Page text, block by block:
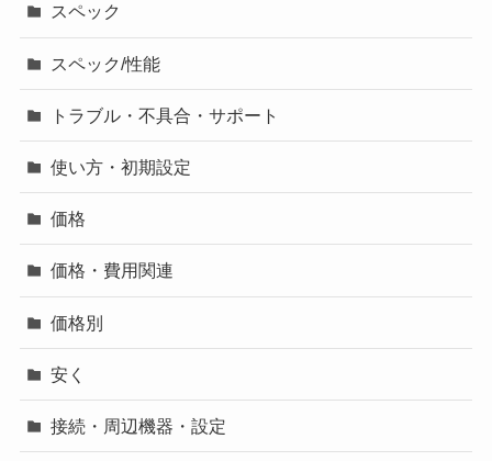
スペック
スペック/性能
トラブル・不具合・サポート
使い方・初期設定
価格
価格・費用関連
価格別
安く
接続・周辺機器・設定